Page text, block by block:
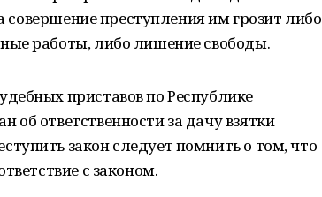
совершение преступления им грозит либо
работы, либо лишение свободы.
приставов по Республике
ответственности за дачу взятки
закон следует помнить о том, что
с законом.